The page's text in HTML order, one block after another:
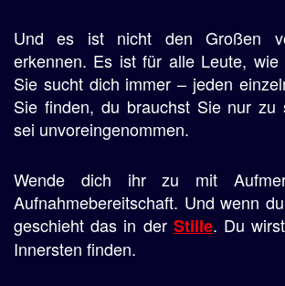
Und es ist nicht den Großen
erkennen. Es ist für alle Leute, wie
Sie sucht dich immer – jeden
Sie finden, du brauchst Sie nur zu
sei unvoreingenommen.
Wende dich ihr zu mit
Aufnahmebereitschaft. Und wenn
geschieht das in der Stille. Du
Innersten finden.